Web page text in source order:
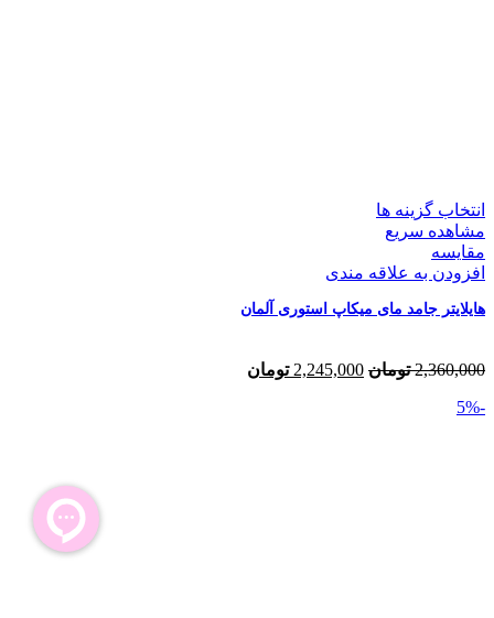
انتخاب گزینه ها
مشاهده سریع
مقایسه
افزودن به علاقه مندی
هایلایتر جامد مای میکاپ استوری آلمان
2,360,000 تومان قیمت
2,245,000 تومان
-5%